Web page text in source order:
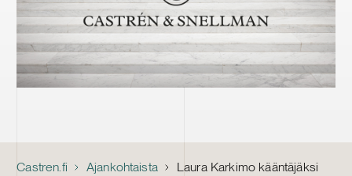
Castren.fi Ajankohtaista Laura Karkimo kääntäjäksi